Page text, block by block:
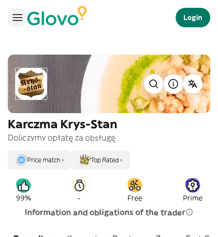
Login
Karczma Krys-Stan
Doliczymy opłatę za obsługę
Price match › Top Rated ›
99% - Free Prime
Information and obligations of the trader